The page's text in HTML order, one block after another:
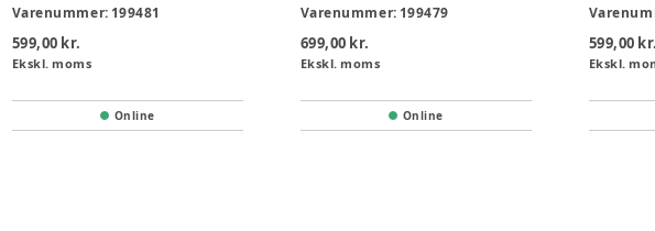
Varenummer: 199481
599,00 kr.
Ekskl. moms
Online
Varenummer: 199479
699,00 kr.
Ekskl. moms
Online
599,00
Ekskl.